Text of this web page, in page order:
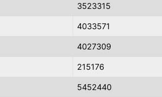
3523315
4033571
4027309
215176
5452440